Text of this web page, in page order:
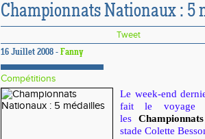
Championnats Nationaux : 5
Tweet
16 Juillet 2008 - Fanny
Compétitions
Le week-end
fait le
les
stade Colette